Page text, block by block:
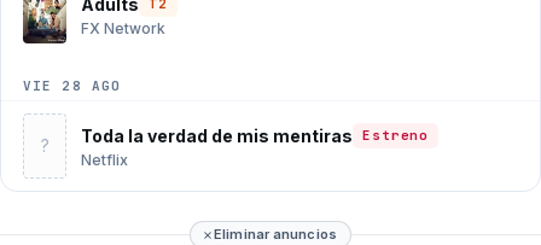
Adults T2
FX Network
VIE 28 AGO
? Toda la verdad de mis mentiras Estreno
Netflix
Eliminar anuncios